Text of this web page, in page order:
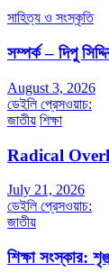
সাহিত্য ও সংস্কৃতি
সম্পর্ক – দিপু
August 3, 2026
ডেইলি প্রেসওয়াচ:
জাতীয় শিক্ষা
Radical
July 21, 2026
ডেইলি প্রেসওয়াচ:
জাতীয়
শিক্ষা সংস্কার: